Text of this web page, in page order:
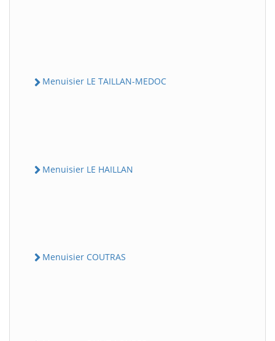
Menuisier LE TAILLAN-MEDOC
Menuisier LE HAILLAN
Menuisier COUTRAS